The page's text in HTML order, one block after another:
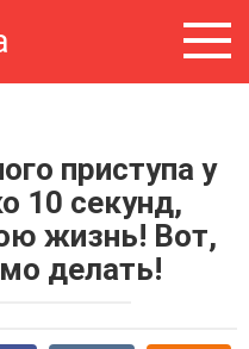
приступа у
10 секунд,
жизнь! Вот,
делать!